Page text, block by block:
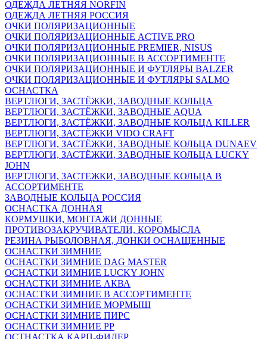
ОДЕЖДА ЛЕТНЯЯ NORFIN
ОДЕЖДА ЛЕТНЯЯ РОССИЯ
ОЧКИ ПОЛЯРИЗАЦИОННЫЕ
ОЧКИ ПОЛЯРИЗАЦИОННЫЕ ACTIVE PRO
ОЧКИ ПОЛЯРИЗАЦИОННЫЕ PREMIER, NISUS
ОЧКИ ПОЛЯРИЗАЦИОННЫЕ В АССОРТИМЕНТЕ
ОЧКИ ПОЛЯРИЗАЦИОННЫЕ И ФУТЛЯРЫ BALZER
ОЧКИ ПОЛЯРИЗАЦИОННЫЕ И ФУТЛЯРЫ SALMO
ОСНАСТКА
ВЕРТЛЮГИ, ЗАСТЁЖКИ, ЗАВОДНЫЕ КОЛЬЦА
ВЕРТЛЮГИ, ЗАСТЁЖКИ, ЗАВОДНЫЕ AQUA
ВЕРТЛЮГИ, ЗАСТЁЖКИ, ЗАВОДНЫЕ КОЛЬЦА KILLER
ВЕРТЛЮГИ, ЗАСТЁЖКИ VIDO CRAFT
ВЕРТЛЮГИ, ЗАСТЁЖКИ, ЗАВОДНЫЕ КОЛЬЦА DUNAEV
ВЕРТЛЮГИ, ЗАСТЁЖКИ, ЗАВОДНЫЕ КОЛЬЦА LUCKY
JOHN
ВЕРТЛЮГИ, ЗАСТЕЖКИ, ЗАВОДНЫЕ КОЛЬЦА В
АССОРТИМЕНТЕ
ЗАВОДНЫЕ КОЛЬЦА РОССИЯ
ОСНАСТКА ДОННАЯ
КОРМУШКИ, МОНТАЖИ ДОННЫЕ
ПРОТИВОЗАКРУЧИВАТЕЛИ, КОРОМЫСЛА
РЕЗИНА РЫБОЛОВНАЯ, ДОНКИ ОСНАЩЕННЫЕ
ОСНАСТКИ ЗИМНИЕ
ОСНАСТКИ ЗИМНИЕ DAG MASTER
ОСНАСТКИ ЗИМНИЕ LUCKY JOHN
ОСНАСТКИ ЗИМНИЕ АКВА
ОСНАСТКИ ЗИМНИЕ В АССОРТИМЕНТЕ
ОСНАСТКИ ЗИМНИЕ МОРМЫШ
ОСНАСТКИ ЗИМНИЕ ПИРС
ОСНАСТКИ ЗИМНИЕ РР
ОСТНАСТКА КАРП-ФИДЕР